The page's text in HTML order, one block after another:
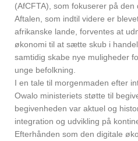
(AfCFTA), som fokuserer på den
Aftalen, som indtil videre er
afrikanske lande, forventes at
økonomi til at sætte skub i
samtidig skabe nye muligheder
unge befolkning.
I en tale til morgenmaden efter
Owalo ministeriets støtte til
begivenheden var aktuel og
integration og udvikling på
Efterhånden som den digitale